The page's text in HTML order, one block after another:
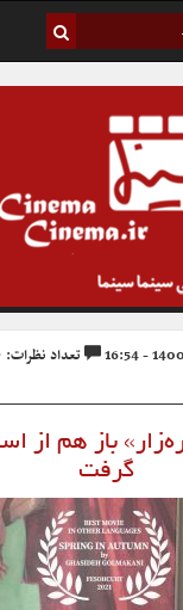
تعداد نظرات: ۰ نظر
باز هم از
گرفت